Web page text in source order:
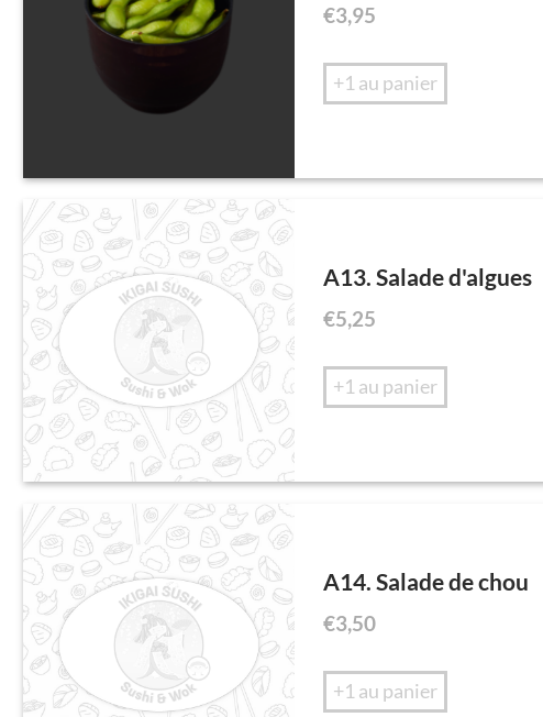
€3,95
+1 au panier
A13. Salade d'algues
€5,25
+1 au panier
A14. Salade de chou
€3,50
+1 au panier